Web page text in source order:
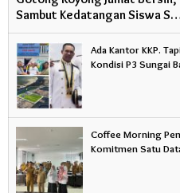
Sambut Kedatangan Siswa
Ada Kantor KKP.
Kondisi P3 Sungai
Coffee Morning
Komitmen Satu